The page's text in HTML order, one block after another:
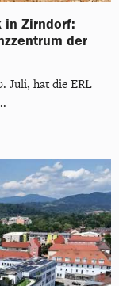
in Zirndorf:
der
Juli, hat die ERL